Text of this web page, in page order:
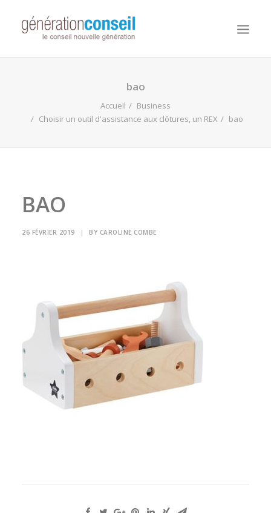
bao
Accueil
Business
Choisir un outil d'assistance aux clôtures, un REX
bao
BAO
26 FÉVRIER 2019 | BY CAROLINE COMBE